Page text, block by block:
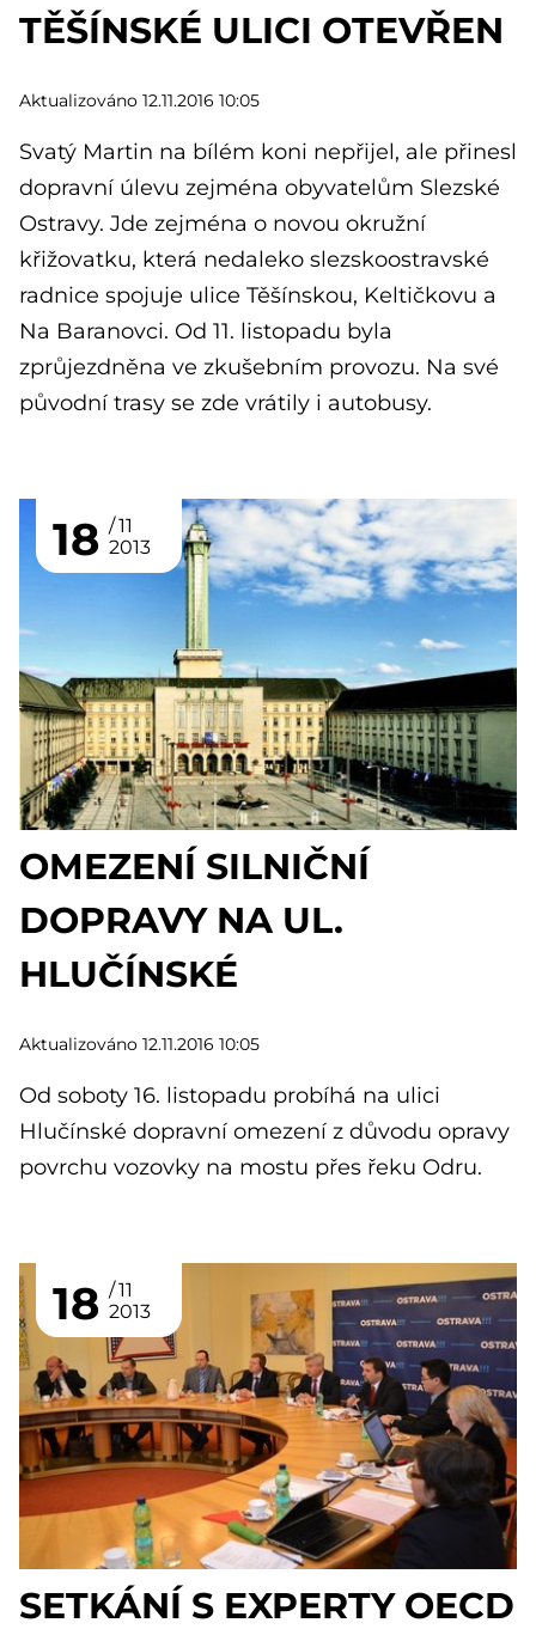
TĚŠÍNSKÉ ULICI OTEVŘEN
Aktualizováno 12.11.2016 10:05
Svatý Martin na bílém koni nepřijel, ale přinesl
dopravní úlevu zejména obyvatelům Slezské
Ostravy. Jde zejména o novou okružní
křižovatku, která nedaleko slezskoostravské
radnice spojuje ulice Těšínskou, Keltičkovu a
Na Baranovci. Od 11. listopadu byla
zprůjezdněna ve zkušebním provozu. Na své
původní trasy se zde vrátily i autobusy.
18
11
2013
OMEZENÍ SILNIČNÍ
DOPRAVY NA UL.
HLUČÍNSKÉ
Aktualizováno 12.11.2016 10:05
Od soboty 16. listopadu probíhá na ulici
Hlučínské dopravní omezení z důvodu opravy
povrchu vozovky na mostu přes řeku Odru.
18
11
2013
SETKÁNÍ S EXPERTY OECD